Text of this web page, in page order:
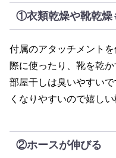
①衣類乾燥や靴乾燥
付属のアタッチメント
際に使ったり、靴を乾
部屋干しは臭いやすい
くなりやすいので嬉しい
②ホースが伸びる